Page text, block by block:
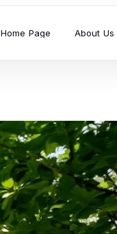
Home Page About Us